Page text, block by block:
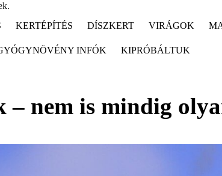
KERTÉPÍTÉS DÍSZKERT VIRÁGOK
INFÓK KIPRÓBÁLTUK
– nem is mindig